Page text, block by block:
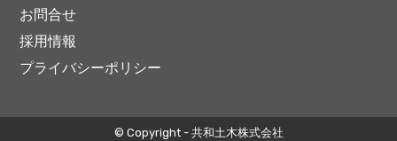
お問合せ
採用情報
プライバシーポリシー
© Copyright - 共和土木株式会社